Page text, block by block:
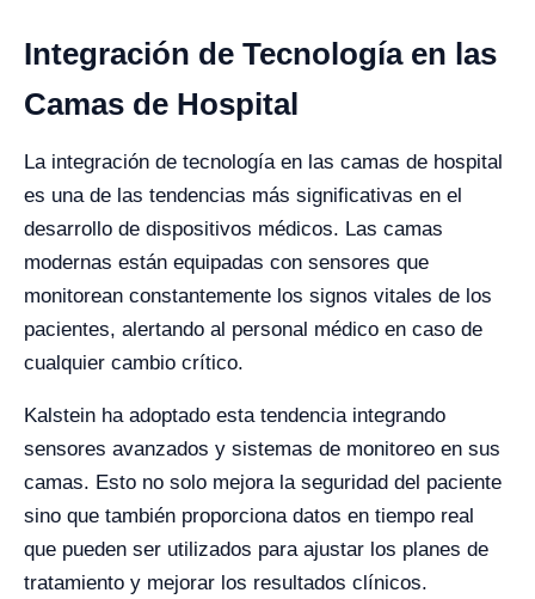
Integración de Tecnología en las
Camas de Hospital
La integración de tecnología en las camas de hospital
es una de las tendencias más significativas en el
desarrollo de dispositivos médicos. Las camas
modernas están equipadas con sensores que
monitorean constantemente los signos vitales de los
pacientes, alertando al personal médico en caso de
cualquier cambio crítico.
Kalstein ha adoptado esta tendencia integrando
sensores avanzados y sistemas de monitoreo en sus
camas. Esto no solo mejora la seguridad del paciente
sino que también proporciona datos en tiempo real
que pueden ser utilizados para ajustar los planes de
tratamiento y mejorar los resultados clínicos.